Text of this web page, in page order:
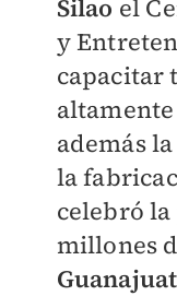
Silao el
y
capacitar
además
la
celebró
millones